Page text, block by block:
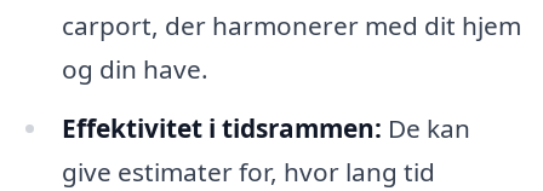
carport, der harmonerer med dit hjem
og din have.
Effektivitet i tidsrammen: De kan
give estimater for, hvor lang tid